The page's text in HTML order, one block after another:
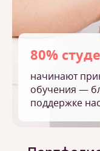
80%
начинают
обучения —
поддержке